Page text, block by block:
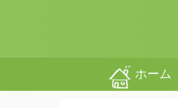
ホーム